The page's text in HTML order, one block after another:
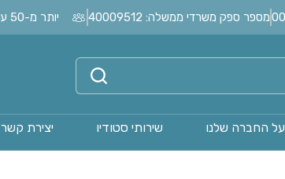
מספר ספק משרדי ממשלה: 40009512 יותר מ-50 עובדים בחברה?
על החברה שלנו שירותי סטודיו יצירת קשר